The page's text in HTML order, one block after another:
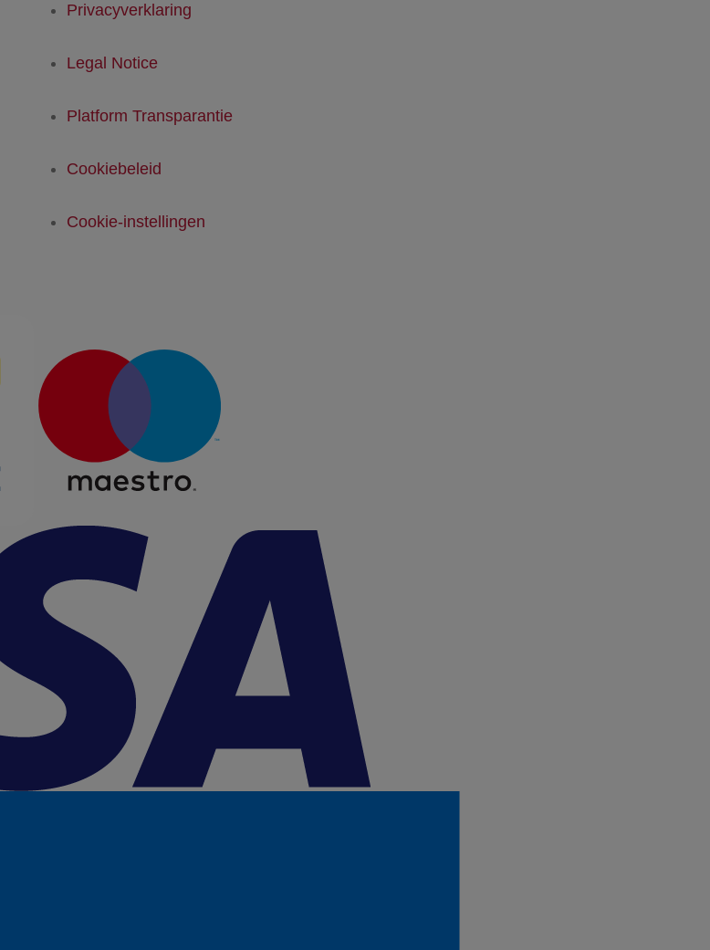
Privacyverklaring
Legal Notice
Platform Transparantie
Cookiebeleid
Cookie-instellingen